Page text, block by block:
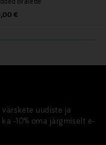
Bralette
Price
€
uudiste ja
-10% oma järgmiselt e-